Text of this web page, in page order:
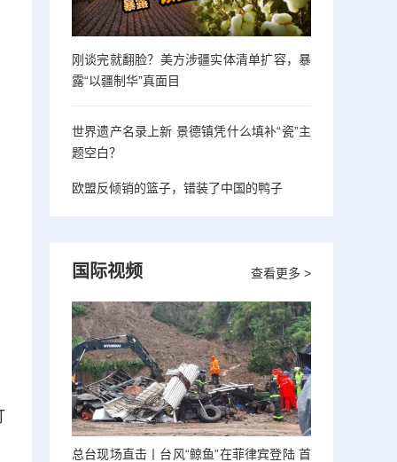
刚谈完就翻脸？美方涉疆实体清单扩容，暴
露“以疆制华”真面目
世界遗产名录上新 景德镇凭什么填补“瓷”主
题空白？
欧盟反倾销的篮子，错装了中国的鸭子
查看更多 >
国际视频
总台现场直击丨台风“鲸鱼”在菲律宾登陆 首